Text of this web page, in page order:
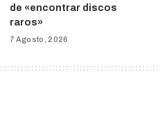
de «encontrar discos
raros»
7 Agosto, 2026